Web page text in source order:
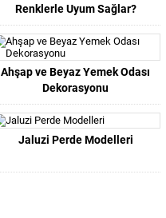
Renklerle Uyum Sağlar?
Ahşap ve Beyaz Yemek Odası
Dekorasyonu
Jaluzi Perde Modelleri